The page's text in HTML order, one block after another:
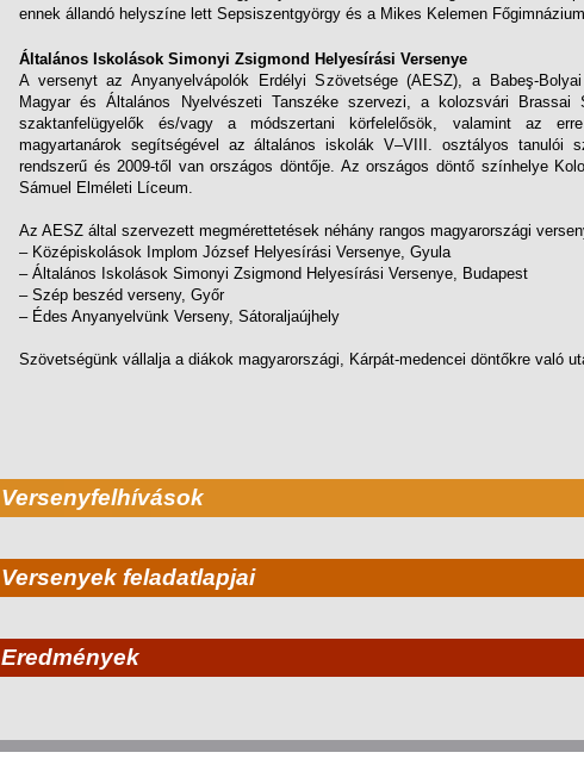
ennek állandó helyszíne lett Sepsiszentgyörgy és a Mikes Kelemen
Általános Iskolások Simonyi Zsigmond Helyesírási Versenye
A versenyt az Anyanyelvápolók Erdélyi Szövetsége (AESZ), a Babeş-
Magyar és Általános Nyelvészeti Tanszéke szervezi, a kolozsvári Brassai
szaktanfelügyelők és/vagy a módszertani körfelelősök, valamint az
magyartanárok segítségével az általános iskolák V–VIII. osztályos tanulói
rendszerű és 2009-től van országos döntője. Az országos döntő színhelye
Sámuel Elméleti Líceum.
Az AESZ által szervezett megmérettetések néhány rangos magyarországi
– Középiskolások Implom József Helyesírási Versenye, Gyula
– Általános Iskolások Simonyi Zsigmond Helyesírási Versenye, Budapest
– Szép beszéd verseny, Győr
– Édes Anyanyelvünk Verseny, Sátoraljaújhely
Szövetségünk vállalja a diákok magyarországi, Kárpát-medencei döntőkre való
Versenyfelhívások
Versenyek feladatlapjai
Eredmények